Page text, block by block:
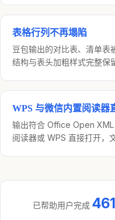
表格行列不再塌陷
豆包输出的对比表、清单表
结构与表头加粗样式完整保
WPS 与微信内置阅读器
输出符合 Office Open
阅读器或 WPS 直接打开，
已帮助用户完成